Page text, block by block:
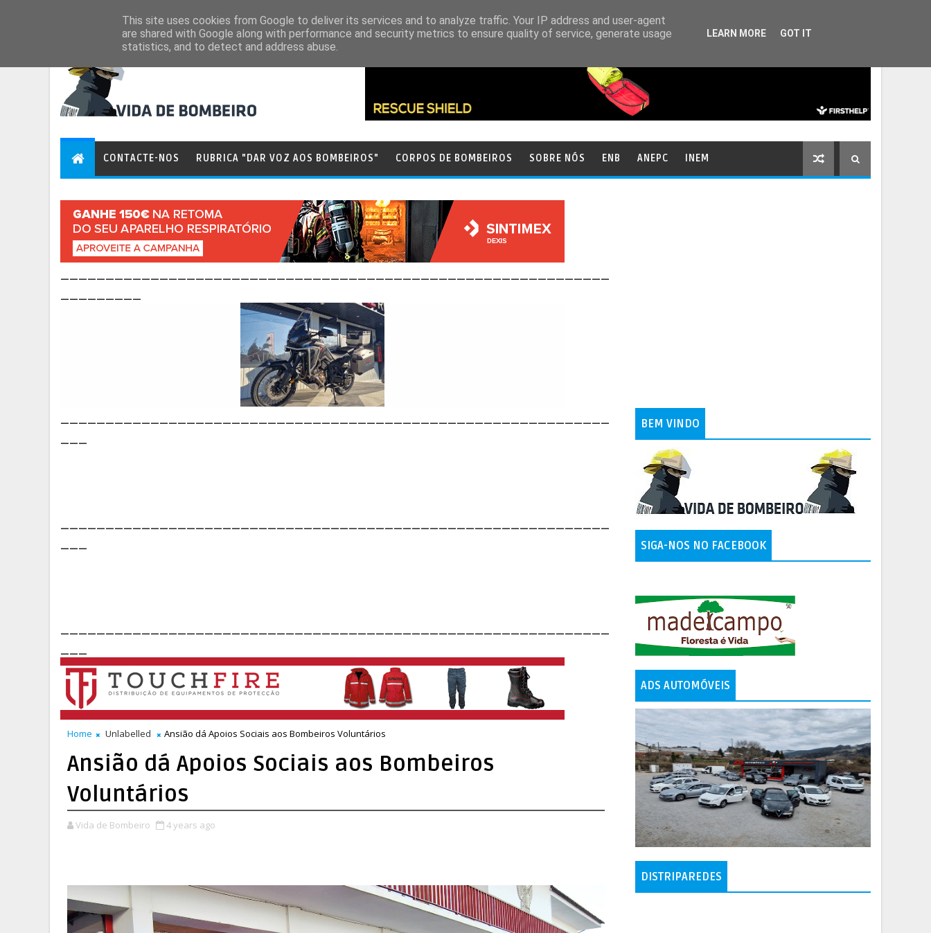
CONTACTE-NOS RUBRICA "DAR VOZ AOS BOMBEIROS" CORPOS DE BOMBEIROS SOBRE NÓS ENB ANEPC INEM
Home Unlabelled Ansião dá Apoios Sociais aos Bombeiros Voluntários
Ansião dá Apoios Sociais aos Bombeiros
Voluntários
Vida de Bombeiro 4 years ago
BEM VINDO
SIGA-NOS NO FACEBOOK
ADS AUTOMÓVEIS
DISTRIPAREDES
This site uses cookies from Google to deliver its services and to analyze traffic. Your IP address and user-agent
are shared with Google along with performance and security metrics to ensure quality of service, generate usage
statistics, and to detect and address abuse.
LEARN MORE GOT IT